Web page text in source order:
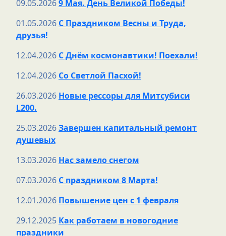
09.05.20269 Мая. День Великой Победы!
01.05.2026 С Праздником Весны и Труда,
друзья!
12.04.2026 С Днём космонавтики! Поехали!
12.04.2026 Со Светлой Пасхой!
26.03.2026 Новые рессоры для Митсубиси
L200.
25.03.2026Завершен капитальный ремонт
душевых
13.03.2026 Нас замело снегом
07.03.2026 С праздником 8 Марта!
12.01.2026 Повышение цен с 1 февраля
29.12.2025 Как работаем в новогодние
праздники